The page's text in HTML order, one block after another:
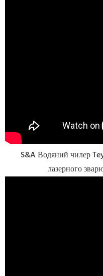
S&A Водяний чилер
лазерного